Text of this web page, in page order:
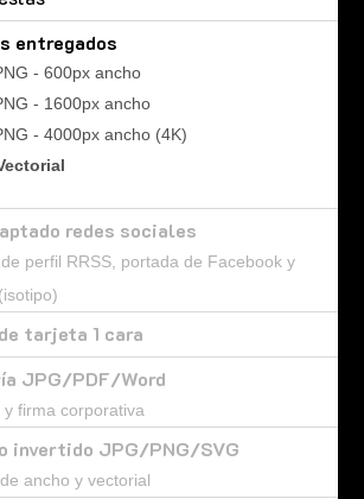
entregados
- 600px ancho
- 1600px ancho
- 4000px ancho (4K)
redes sociales
perfil RRSS, portada de Facebook y
tarjeta 1 cara
JPG/PDF/Word
y firma corporativa
invertido JPG/PNG/SVG
ancho y vectorial